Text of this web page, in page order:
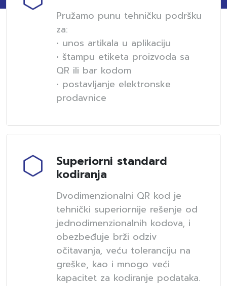
Pružamo punu tehničku podršku
za:
• unos artikala u aplikaciju
• štampu etiketa proizvoda sa
QR ili bar kodom
• postavljanje elektronske
prodavnice
Superiorni standard
kodiranja
Dvodimenzionalni QR kod je
tehnički superiornije rešenje od
jednodimenzionalnih kodova, i
obezbeđuje brži odziv
očitavanja, veću toleranciju na
greške, kao i mnogo veći
kapacitet za kodiranje podataka.